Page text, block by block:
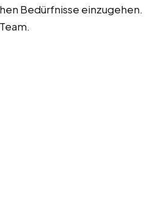
Bedürfnisse einzugehen.